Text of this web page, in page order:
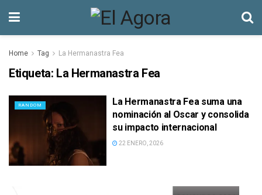
Home Tag La Hermanastra Fea
Etiqueta: La Hermanastra Fea
RANDOM
La Hermanastra Fea suma una
nominación al Oscar y consolida
su impacto internacional
22 ENERO, 2026